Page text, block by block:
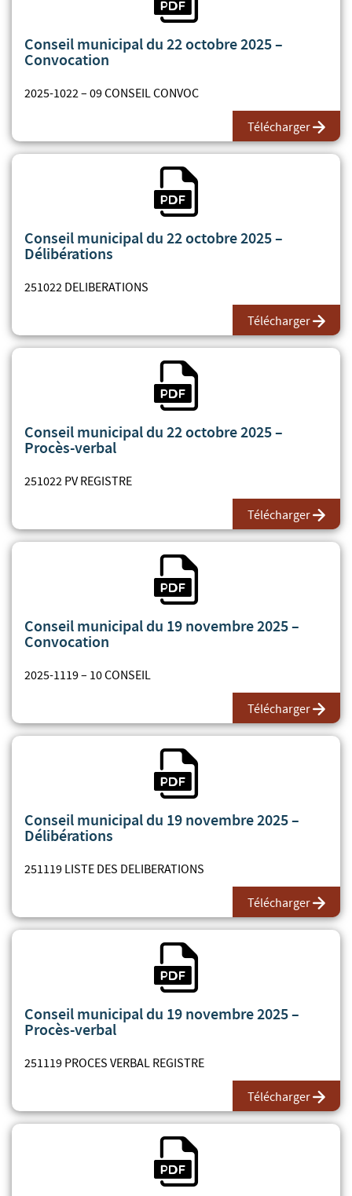
Conseil municipal du 22 octobre 2025 –
Convocation
2025-1022 – 09 CONSEIL CONVOC
Télécharger
Conseil municipal du 22 octobre 2025 –
Délibérations
251022 DELIBERATIONS
Télécharger
Conseil municipal du 22 octobre 2025 –
Procès-verbal
251022 PV REGISTRE
Télécharger
Conseil municipal du 19 novembre 2025 –
Convocation
2025-1119 – 10 CONSEIL
Télécharger
Conseil municipal du 19 novembre 2025 –
Délibérations
251119 LISTE DES DELIBERATIONS
Télécharger
Conseil municipal du 19 novembre 2025 –
Procès-verbal
251119 PROCES VERBAL REGISTRE
Télécharger